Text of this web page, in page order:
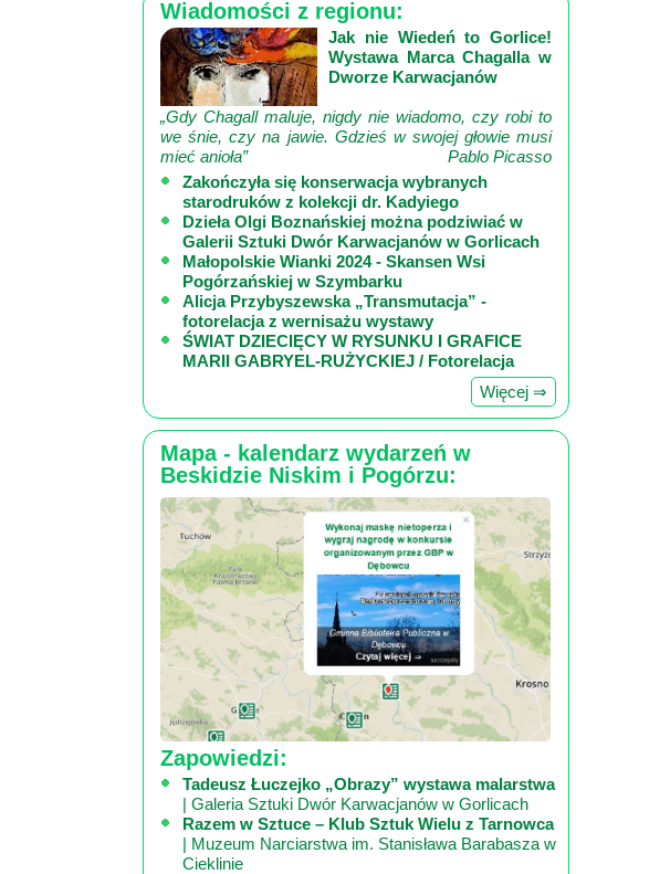
Wiadomości z regionu:
Jak nie Wiedeń to Gorlice!
Wystawa Marca Chagalla w
Dworze Karwacjanów
„Gdy Chagall maluje, nigdy nie wiadomo, czy robi to
we śnie, czy na jawie. Gdzieś w swojej głowie musi
mieć anioła”
Pablo Picasso
Zakończyła się konserwacja wybranych
starodruków z kolekcji dr. Kadyiego
Dzieła Olgi Boznańskiej można podziwiać w
Galerii Sztuki Dwór Karwacjanów w Gorlicach
Małopolskie Wianki 2024 - Skansen Wsi
Pogórzańskiej w Szymbarku
Alicja Przybyszewska „Transmutacja” -
fotorelacja z wernisażu wystawy
ŚWIAT DZIECIĘCY W RYSUNKU I GRAFICE
MARII GABRYEL-RUŻYCKIEJ / Fotorelacja
Więcej ⇒
Mapa - kalendarz wydarzeń w
Beskidzie Niskim i Pogórzu:
Zapowiedzi:
Tadeusz Łuczejko „Obrazy” wystawa malarstwa
| Galeria Sztuki Dwór Karwacjanów w Gorlicach
Razem w Sztuce – Klub Sztuk Wielu z Tarnowca
| Muzeum Narciarstwa im. Stanisława Barabasza w
Cieklinie